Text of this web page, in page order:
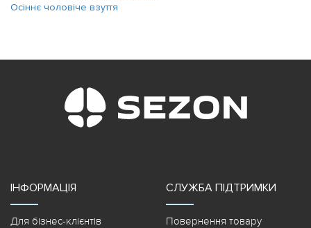
Осіннє чоловіче взуття
ІНФОРМАЦІЯ
Для бізнес-клієнтів
СЛУЖБА ПІДТРИМКИ
Повернення товару